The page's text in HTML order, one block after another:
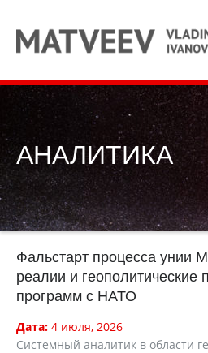
АНАЛИТИКА
Фальстарт процесса унии
реалии и геополитические
программ с НАТО
Дата: 4 июля, 2026
Системный аналитик в области